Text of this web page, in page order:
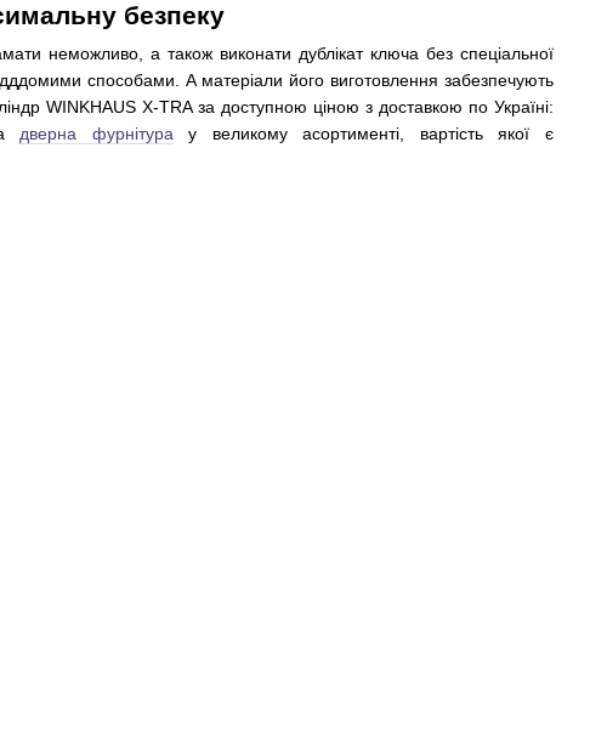
безпеку
неможливо, а також виконати дублікат ключа без спеціальної
способами. А матеріали його виготовлення забезпечують
WINKHAUS X-TRA за доступною ціною з доставкою по Україні:
дверна фурнітура у великому асортименті, вартість якої є